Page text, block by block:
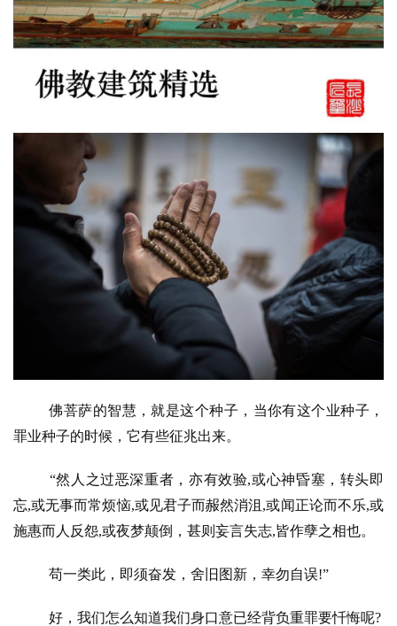
佛菩萨的智慧，就是这个种子，当你有这个业种子，
罪业种子的时候，它有些征兆出来。
“然人之过恶深重者，亦有效验,或心神昏塞，转头即
忘,或无事而常烦恼,或见君子而赧然消沮,或闻正论而不乐,或
施惠而人反怨,或夜梦颠倒，甚则妄言失志,皆作孽之相也。
苟一类此，即须奋发，舍旧图新，幸勿自误!”
好，我们怎么知道我们身口意已经背负重罪要忏悔呢?